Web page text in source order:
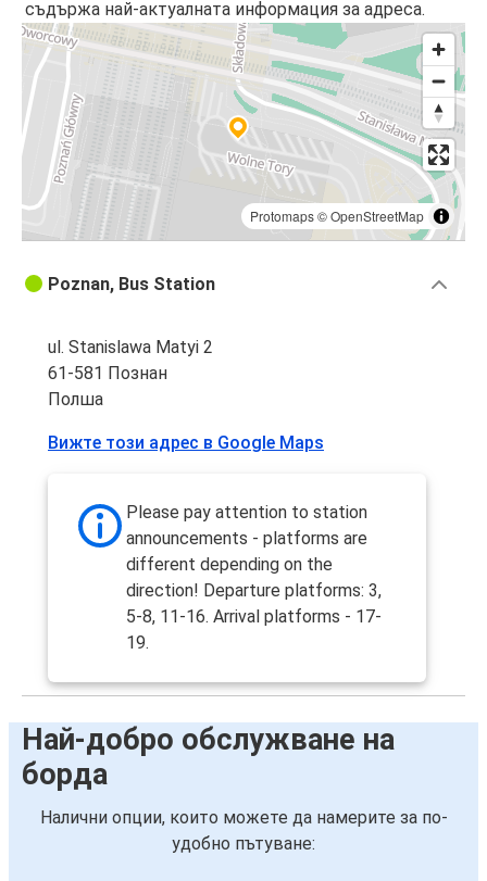
съдържа най-актуалната информация за адреса.
Protomaps©OpenStreetMap
Poznan, Bus Station
ul. Stanislawa Matyi 2
61-581 Познан
Полша
Вижте този адрес в Google Maps
Please pay attention to station
announcements - platforms are
different depending on the
direction! Departure platforms: 3,
5-8, 11-16. Arrival platforms - 17-
19.
Най-добро обслужване на
борда
Налични опции, които можете да намерите за по-
удобно пътуване: